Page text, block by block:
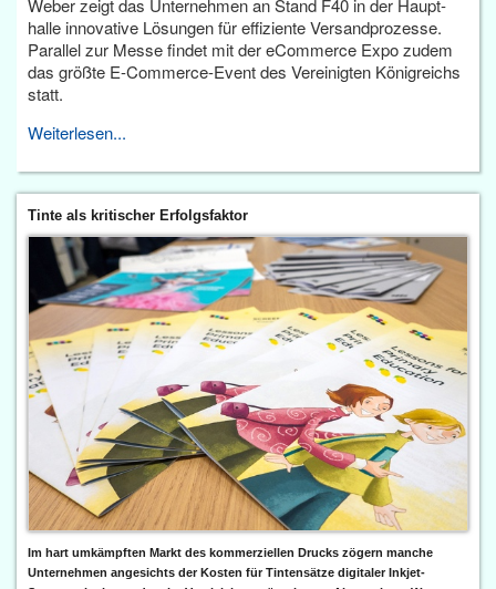
Weber zeigt das Unternehmen an Stand F40 in der Haupt­
halle innovative Lösungen für effiziente Versandprozesse.
Parallel zur Messe findet mit der eCommerce Expo zudem
das größte E-Commerce-Event des Vereinigten Königreichs
statt.
Weiterlesen...
Tinte als kritischer Erfolgsfaktor
Im hart umkämpften Markt des kommerziellen Drucks zögern manche
Unternehmen angesichts der Kosten für Tintensätze digitaler Inkjet-